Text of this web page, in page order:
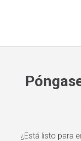
¿Está listo para